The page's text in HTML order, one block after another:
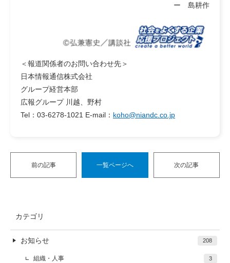
ー 島耕作
＜報道関係者のお問い合わせ先＞
日本情報通信株式会社
グループ経営本部
広報グループ 川越、野村
Tel：03-6278-1021 E-mail： koho@niandc.co.jp
前の記事 一覧ページへ 次の記事
カテゴリ
お知らせ 208
組織・人事 3